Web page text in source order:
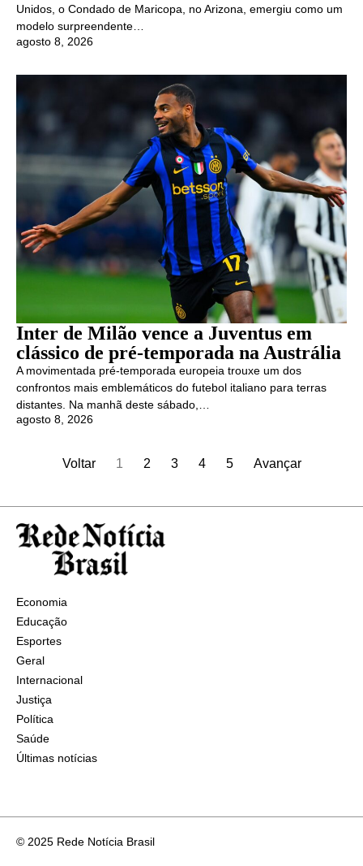
Unidos, o Condado de Maricopa, no Arizona, emergiu como um
modelo surpreendente…
agosto 8, 2026
Inter de Milão vence a Juventus em
clássico de pré-temporada na Austrália
A movimentada pré-temporada europeia trouxe um dos
confrontos mais emblemáticos do futebol italiano para terras
distantes. Na manhã deste sábado,…
agosto 8, 2026
Voltar 1 2 3 4 5 Avançar
Economia
Educação
Esportes
Geral
Internacional
Justiça
Política
Saúde
Últimas notícias
© 2025 Rede Notícia Brasil